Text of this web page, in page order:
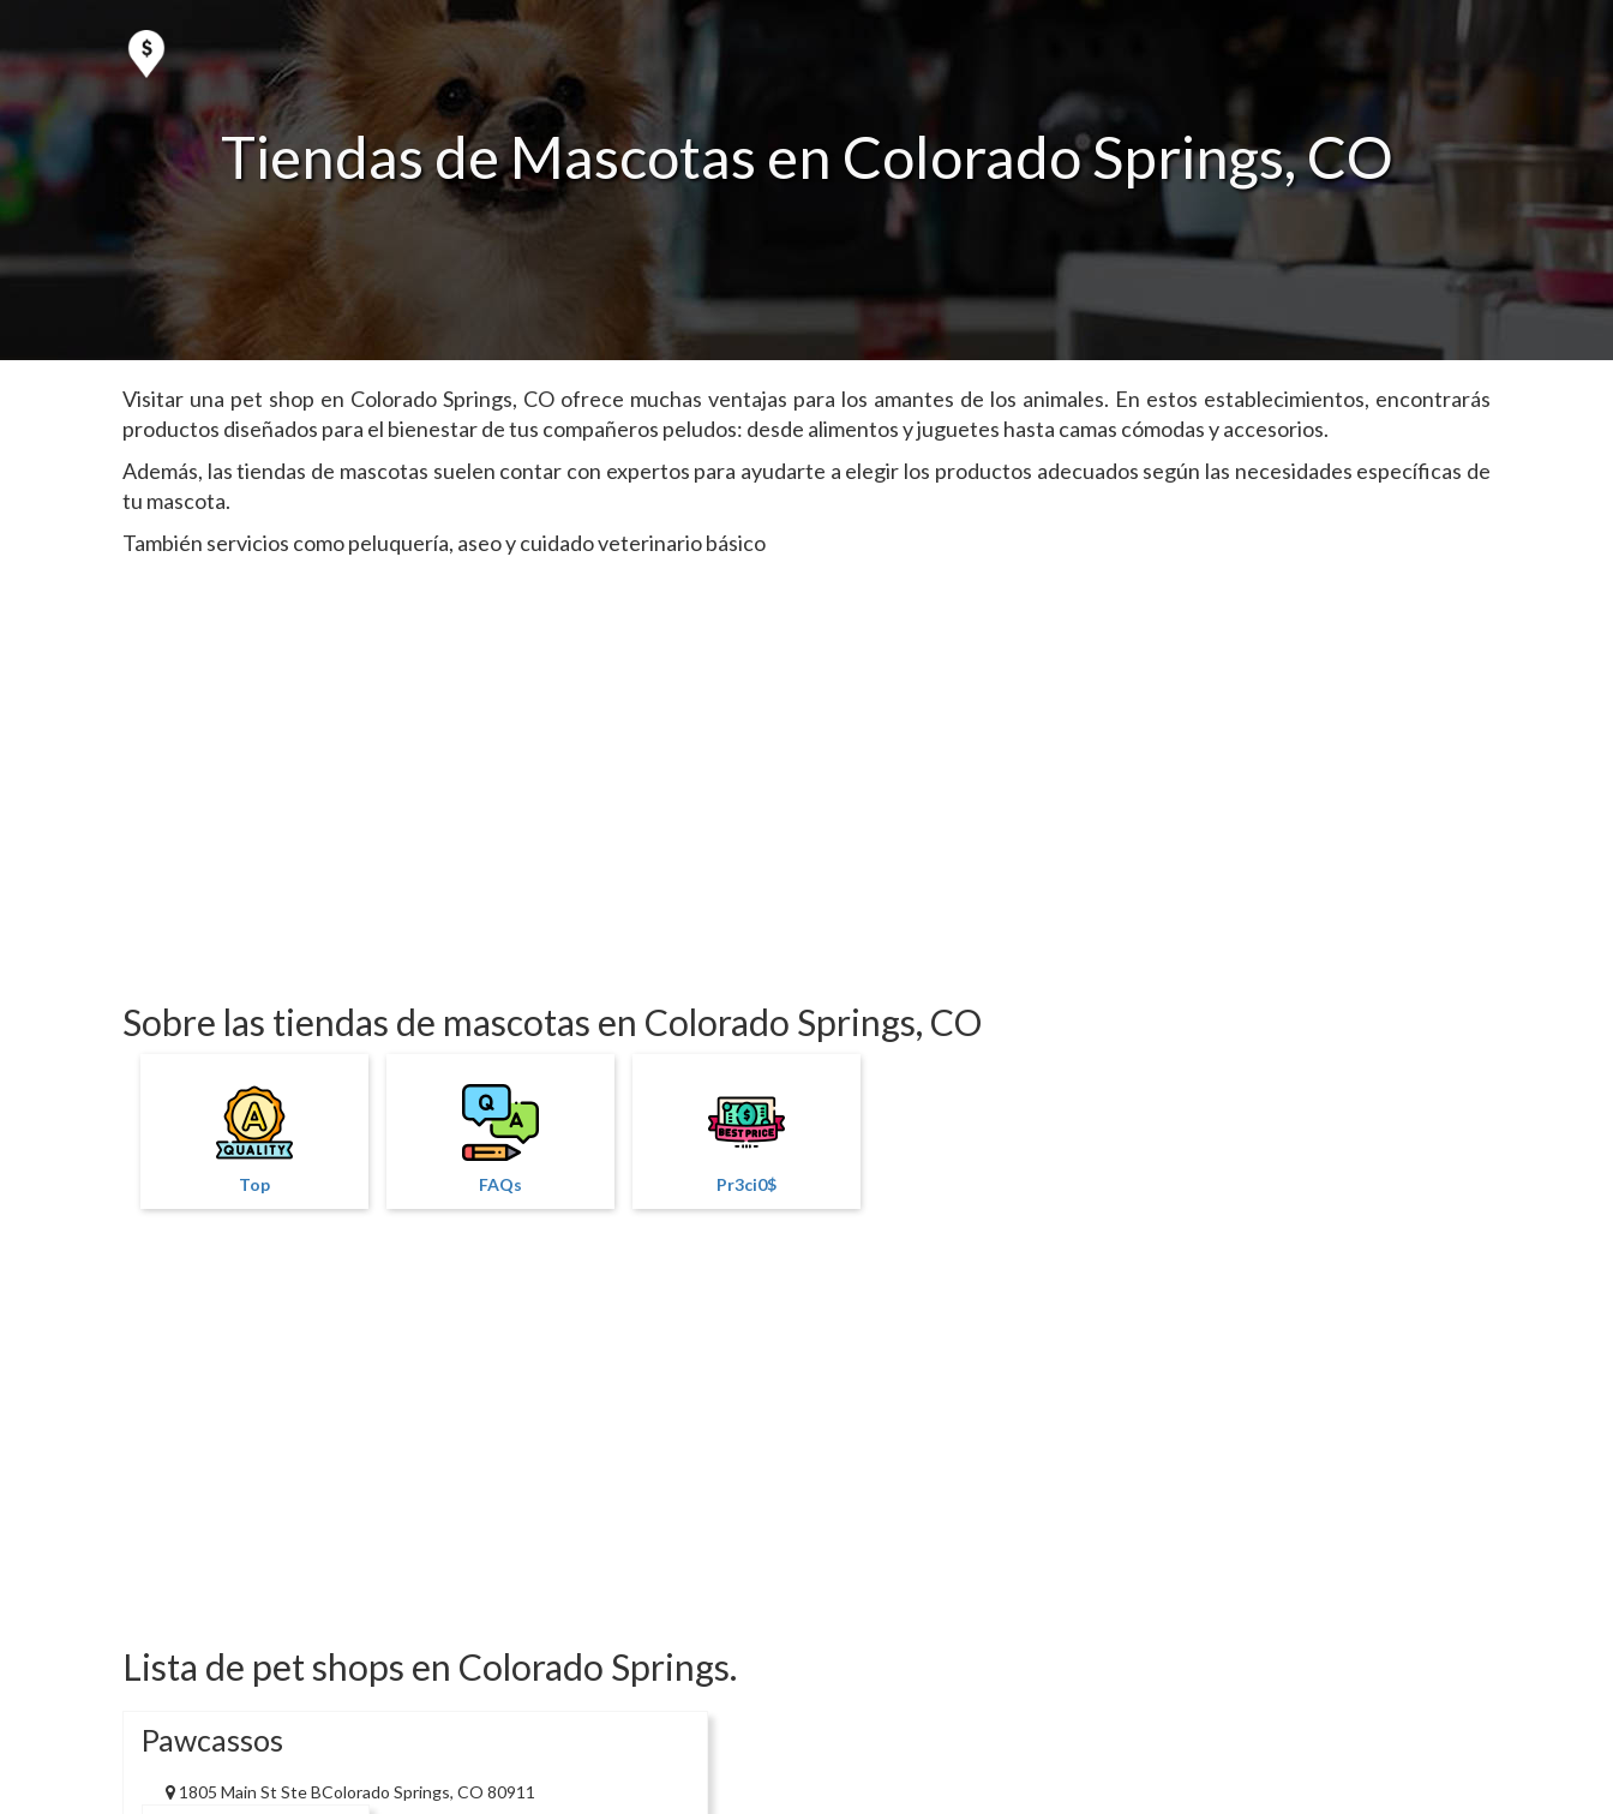
Tiendas de Mascotas en Colorado Springs, CO
Visitar una pet shop en Colorado Springs, CO ofrece muchas ventajas para los amantes de los animales. En estos establecimientos, encontrarás
productos diseñados para el bienestar de tus compañeros peludos: desde alimentos y juguetes hasta camas cómodas y accesorios.
Además, las tiendas de mascotas suelen contar con expertos para ayudarte a elegir los productos adecuados según las necesidades específicas de
tu mascota.
También servicios como peluquería, aseo y cuidado veterinario básico
Sobre las tiendas de mascotas en Colorado Springs, CO
Top FAQs Pr3ci0$
Lista de pet shops en Colorado Springs.
Pawcassos
1805 Main St Ste BColorado Springs, CO 80911